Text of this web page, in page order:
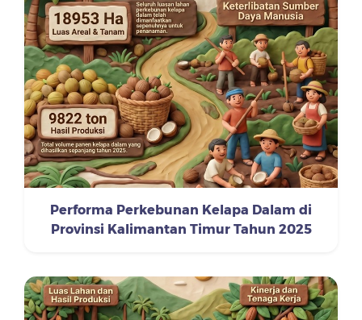
Performa Perkebunan Kelapa Dalam di
Provinsi Kalimantan Timur Tahun 2025